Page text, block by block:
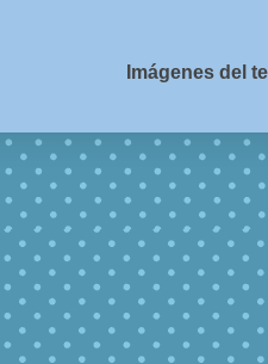
Imágenes del